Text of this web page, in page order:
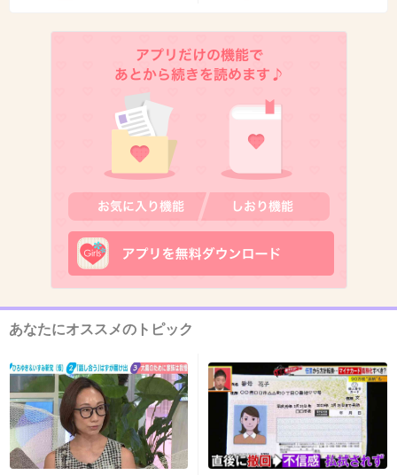
機械好きで子煩悩なところ。
逆に正反対だった人とはうまくいかなかった。
2019/12/17(火) 10:42:26
ちょっと話が違うかもだけと、旦那と私の実母の顔の系統
がそっくり(私は父親似)。
結婚式の全員集合写真を見せると旦那と私の母が親子だと
誰もが間違える
+7 -0
14. 匿名 2019/12/17(火) 10:42:53
うちの父は50代で亡くなったんだけど、結婚す
あなたにオススメのトピック